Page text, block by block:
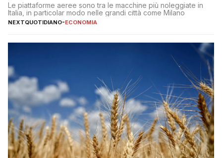
Le piattaforme aeree sono tra le macchine più noleggiate in
Italia, in particolar modo nelle grandi città come Milano
NEXTQUOTIDIANO-ECONOMIA